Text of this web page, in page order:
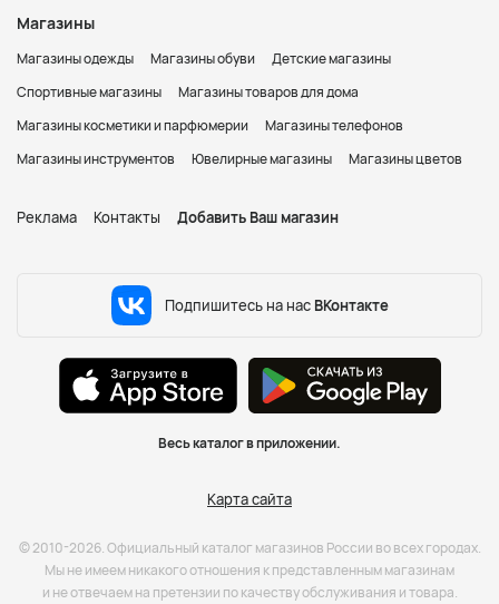
Магазины
Магазины одежды Магазины обуви
Детские магазины
Спортивные магазины
Магазины товаров для дома
Магазины косметики и парфюмерии
Магазины телефонов
Магазины инструментов
Ювелирные магазины Магазины цветов
Реклама Контакты Добавить Ваш магазин
Подпишитесь на нас ВКонтакте
Весь каталог в приложении.
Карта сайта
© 2010-2026. Официальный каталог магазинов России во всех городах.
Мы не имеем никакого отношения к представленным магазинам
и не отвечаем на претензии по качеству обслуживания и товара.